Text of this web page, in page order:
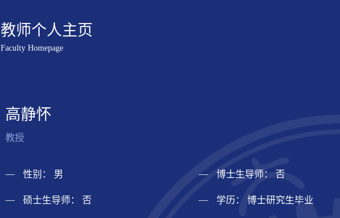
教师个人主页
Faculty Homepage
高静怀
教授
性别： 男 博士生导师： 否
硕士生导师： 否 学历： 博士研究生毕业